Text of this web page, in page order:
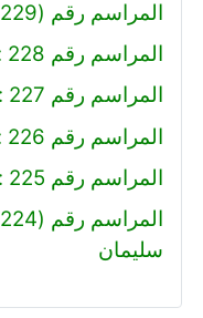
المراسم رقم (229) : أميرة فكري أحمد
المراسم رقم 228 : محمد حلمي نصار
المراسم رقم 227 : كريم سالم درويش
المراسم رقم 226 : عمرو خالد حسين
المراسم رقم 225 : محمود جمال منتصر
سليمان